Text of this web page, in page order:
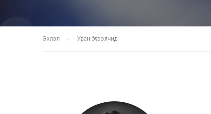
Эхлэл Уран бүтээлчид